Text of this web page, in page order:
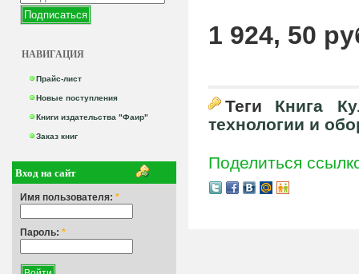
НАВИГАЦИЯ
Прайс-лист
Новые поступления
Книги издательства "Фаир"
Заказ книг
Вход на сайт
Имя пользователя: *
Пароль: *
1 924, 50
Теги Книга
технологии и
Поделиться